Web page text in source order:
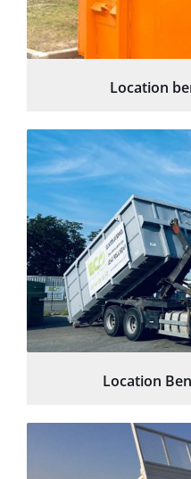
Location
Location